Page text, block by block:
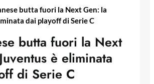
butta fuori la Next Gen: la
dai playoff di Serie C
butta fuori la Next
è eliminata
di Serie C